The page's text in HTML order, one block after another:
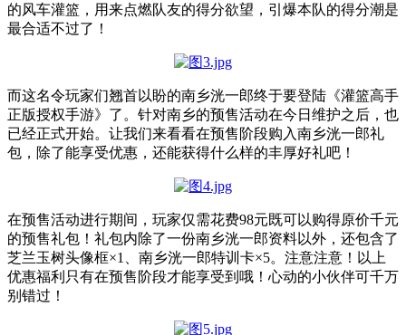
的风车灌篮，用来点燃队友的得分欲望，引爆本队的得分潮是
最合适不过了！
而这名令玩家们翘首以盼的南乡洸一郎终于要登陆《灌篮高手
正版授权手游》了。针对南乡的预售活动在今日维护之后，也
已经正式开始。让我们来看看在预售阶段购入南乡洸一郎礼
包，除了能享受优惠，还能获得什么样的丰厚好礼吧！
在预售活动进行期间，玩家仅需花费98元既可以购得原价千元
的预售礼包！礼包内除了一份南乡洸一郎资料以外，还包含了
芝兰玉树头像框×1、南乡洸一郎特训卡×5。注意注意！以上
优惠福利只有在预售阶段才能享受到哦！心动的小伙伴可千万
别错过！